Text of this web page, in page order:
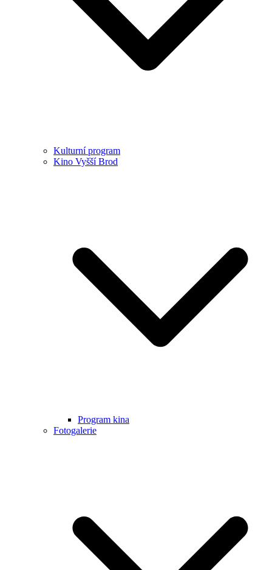
Kulturní program
Kino Vyšší Brod
Program kina
Fotogalerie